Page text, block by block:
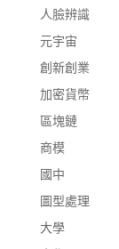
人臉辨識
元宇宙
創新創業
加密貨幣
區塊鏈
商模
國中
圖型處理
大學